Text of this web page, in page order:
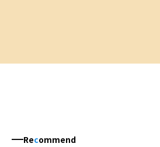
Recommend